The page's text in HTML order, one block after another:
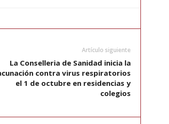
Artículo siguiente
La Conselleria de Sanidad inicia la
contra virus respiratorios
el 1 de octubre en residencias y
colegios